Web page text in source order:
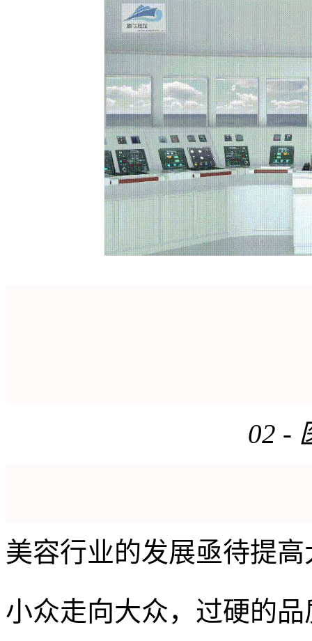
02 -
美容行业的发展亟待提
小众走向大众，过硬的